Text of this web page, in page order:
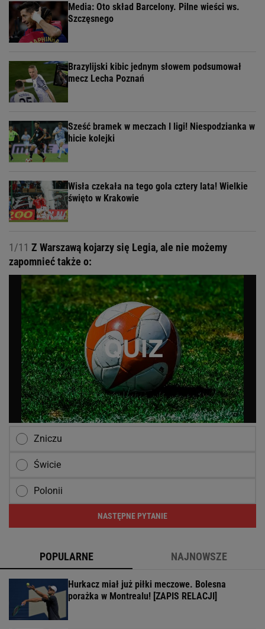
Media: Oto skład Barcelony. Pilne wieści ws.
Szczęsnego
Brazylijski kibic jednym słowem podsumował
mecz Lecha Poznań
Sześć bramek w meczach I ligi! Niespodzianka w
hicie kolejki
Wisła czekała na tego gola cztery lata! Wielkie
święto w Krakowie
1/11 Z Warszawą kojarzy się Legia, ale nie możemy
zapomnieć także o:
Zniczu
Świcie
Polonii
NASTĘPNE PYTANIE
POPULARNE NAJNOWSZE
Hurkacz miał już piłki meczowe. Bolesna
porażka w Montrealu! [ZAPIS RELACJI]